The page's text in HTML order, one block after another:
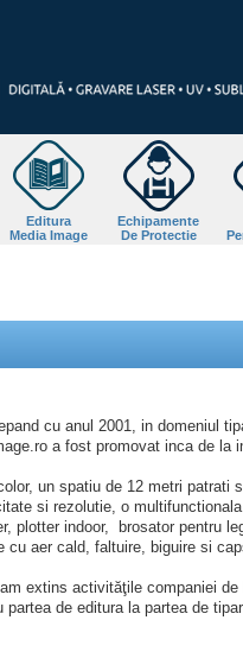
Editura
Media Image
Echipamente
De Protectie
cu anul 2001, in domeniul
a fost promovat inca de
un spatiu de 12 metri
si rezolutie, o
plotter indoor, brosator pentru
cu aer cald, faltuire, biguire si
extins activităţile companiei
de editura la partea de